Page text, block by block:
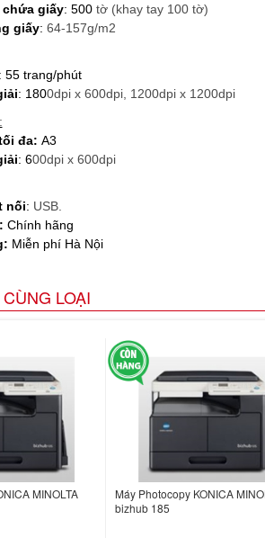
chứa giấy: 500tờ (khay tay 100 tờ)
giấy: 64-157g/m2
: 55 trang/phút
: 1800dpi x 600dpi, 1200dpi x 1200dpi
đa: A3
: 600dpi x 600dpi
nối: USB.
Chính hãng
Miễn phí Hà Nội
LOẠI
MINOLTA
Máy Photocopy KONICA
bizhub 185